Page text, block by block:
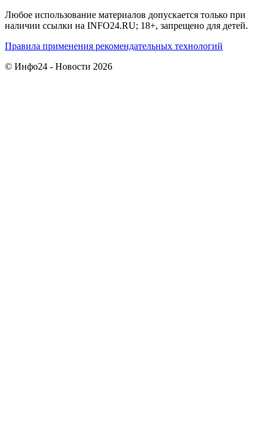
Любое использование материалов допускается только при
наличии ссылки на INFO24.RU; 18+, запрещено для детей.
Правила применения рекомендательных технологий
© Инфо24 - Новости 2026